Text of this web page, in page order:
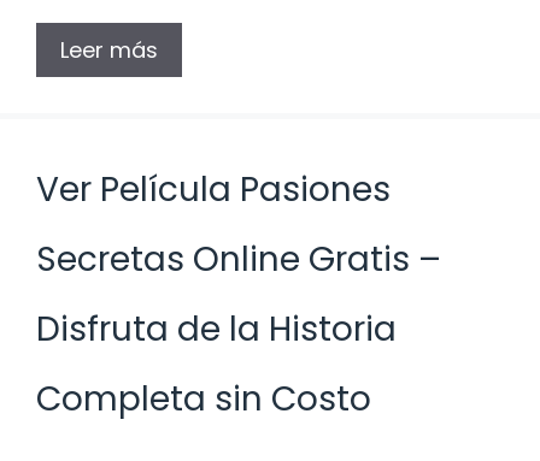
Leer más
Ver Película Pasiones
Secretas Online Gratis –
Disfruta de la Historia
Completa sin Costo